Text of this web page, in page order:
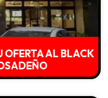
OFERTA AL BLACK